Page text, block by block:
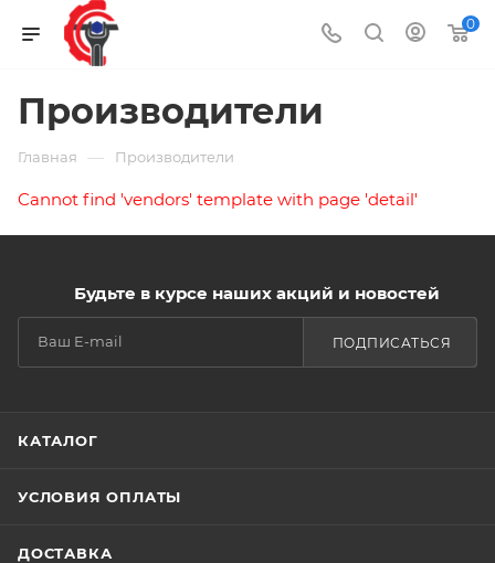
0
Производители
Главная — Производители
Cannot find 'vendors' template with page 'detail'
Будьте в курсе наших акций и новостей
ПОДПИСАТЬСЯ
КАТАЛОГ
УСЛОВИЯ ОПЛАТЫ
ДОСТАВКА